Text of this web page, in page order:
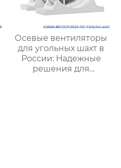
Осевые вентиляторы
для угольных шахт в
России: Надежные
решения для